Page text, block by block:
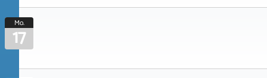
Mo.
17